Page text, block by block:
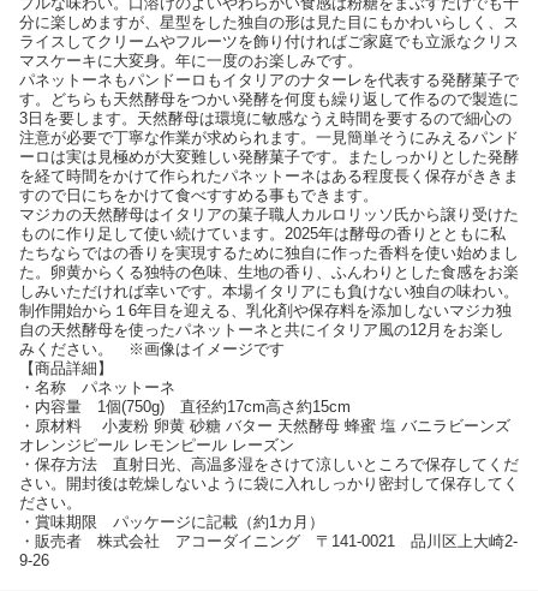
分に楽しめますが、星型をした独自の形は見た目にもかわいらしく、ス
ライスしてクリームやフルーツを飾り付ければご家庭でも立派なクリス
マスケーキに大変身。年に一度のお楽しみです。
パネットーネもパンドーロもイタリアのナターレを代表する発酵菓子で
す。どちらも天然酵母をつかい発酵を何度も繰り返して作るので製造に
3日を要します。天然酵母は環境に敏感なうえ時間を要するので細心の
注意が必要で丁寧な作業が求められます。一見簡単そうにみえるパンド
ーロは実は見極めが大変難しい発酵菓子です。またしっかりとした発酵
を経て時間をかけて作られたパネットーネはある程度長く保存がききま
すので日にちをかけて食べすすめる事もできます。
マジカの天然酵母はイタリアの菓子職人カルロリッソ氏から譲り受けた
ものに作り足して使い続けています。2025年は酵母の香りとともに私
たちならではの香りを実現するために独自に作った香料を使い始めまし
た。卵黄からくる独特の色味、生地の香り、ふんわりとした食感をお楽
しみいただければ幸いです。本場イタリアにも負けない独自の味わい。
制作開始から１6年目を迎える、乳化剤や保存料を添加しないマジカ独
自の天然酵母を使ったパネットーネと共にイタリア風の12月をお楽し
みください。 ※画像はイメージです
【商品詳細】
・名称 パネットーネ
・内容量 1個(750g) 直径約17cm高さ約15cm
・原材料 小麦粉 卵黄 砂糖 バター 天然酵母 蜂蜜 塩 バニラビーンズ
オレンジピール レモンピール レーズン
・保存方法 直射日光、高温多湿をさけて涼しいところで保存してくだ
さい。開封後は乾燥しないように袋に入れしっかり密封して保存してく
ださい。
・賞味期限 パッケージに記載（約1カ月）
・販売者 株式会社 アコーダイニング 〒141-0021 品川区上大崎2-
9-26